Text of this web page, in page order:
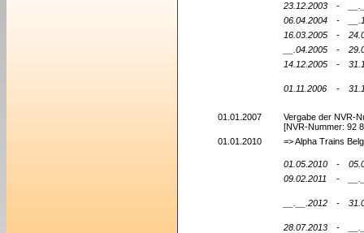
23.12.2003
-
06.04.2004
-
16.03.2005
-
__.04.2005
-
14.12.2005
-
01.11.2006 -
01.01.2007
Vergabe der NVR-
[NVR-Nummer: 92
01.01.2010
=> Alpha Trains
01.05.2010 -
09.02.2011
-
__.__.2012 -
28.07.2013 -